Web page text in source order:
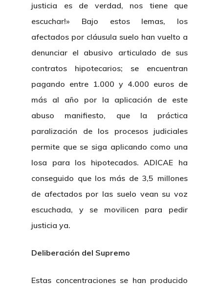
justicia es de verdad, nos tiene que
escuchar!» Bajo estos lemas, los
afectados por cláusula suelo han vuelto a
denunciar el abusivo articulado de sus
contratos hipotecarios; se encuentran
pagando entre 1.000 y 4.000 euros de
más al año por la aplicación de este
abuso manifiesto, que la práctica
paralización de los procesos judiciales
permite que se siga aplicando como una
losa para los hipotecados. ADICAE ha
conseguido que los más de 3,5 millones
de afectados por las suelo vean su voz
escuchada, y se movilicen para pedir
justicia ya.
Deliberación del Supremo
Estas concentraciones se han producido